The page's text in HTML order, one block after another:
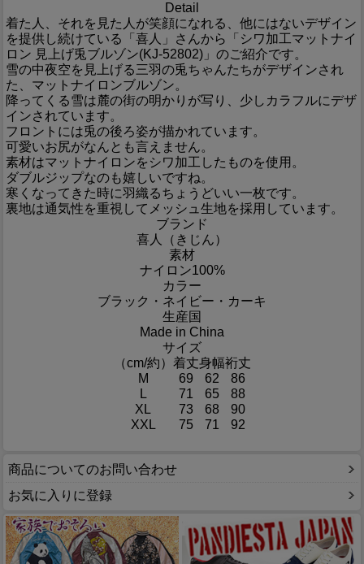
Detail
着た人、それを見た人が笑顔になれる、他にはないデザイン
を提供し続けている「喜人」さんから「シワ加工マットナイ
ロン 見上げ兎ブルゾン(KJ-52802)」のご紹介です。
雪の中夜空を見上げる三羽の兎ちゃんたちがデザインされ
た、マットナイロンブルゾン。
降ってくる雪は麓の街の明かりが写り、少しカラフルにデザ
インされています。
フロントには兎の後ろ姿が描かれています。
可愛いお尻がなんとも言えません。
素材はマットナイロンをシワ加工したものを使用。
ダブルジップなのも嬉しいですね。
寒くなってきた時に羽織るちょうどいい一枚です。
裏地は通気性を重視してメッシュ生地を採用しています。
ブランド
喜人（きじん）
素材
ナイロン100%
カラー
ブラック・ネイビー・カーキ
生産国
Made in China
サイズ
（cm/約） 着丈身幅裄丈
M
69 62
86
L
71 65
88
XL
73 68
90
XXL
75 71 92
商品についてのお問い合わせ
お気に入りに登録